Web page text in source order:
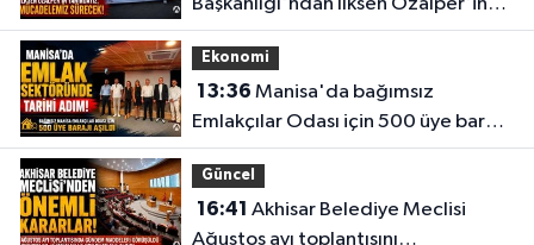
gözaltına alınmasına tepki
Ekonomi
13:36
Emlakçılar Odası için 500 üye barajı
aşıldı
Güncel
16:41
Ağustos ayı toplantısını